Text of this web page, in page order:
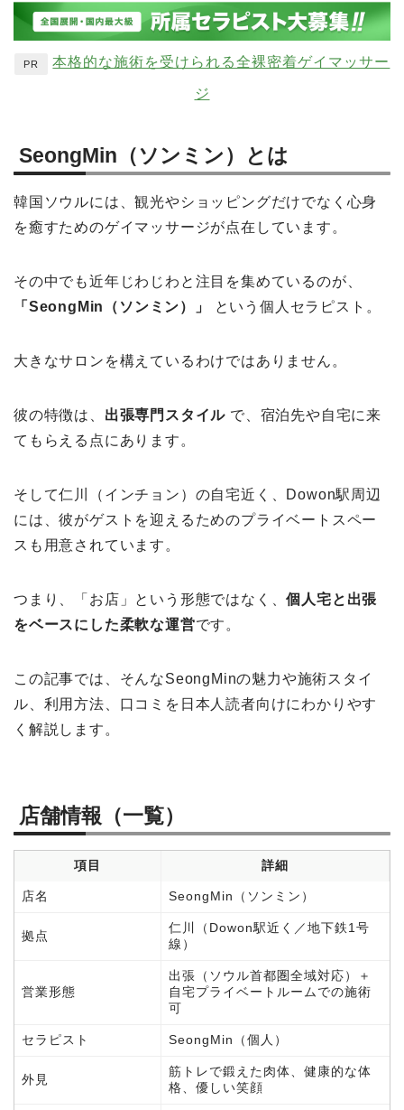
PR 本格的な施術を受けられる全裸密着ゲイマッサー
ジ
SeongMin（ソンミン）とは
韓国ソウルには、観光やショッピングだけでなく心身
を癒すためのゲイマッサージが点在しています。
その中でも近年じわじわと注目を集めているのが、
「SeongMin（ソンミン）」
という個人セラピスト。
大きなサロンを構えているわけではありません。
彼の特徴は、 出張専門スタイル で、宿泊先や自宅に来
てもらえる点にあります。
そして仁川（インチョン）の自宅近く、Dowon駅周辺
には、彼がゲストを迎えるためのプライベートスペー
スも用意されています。
つまり、「お店」という形態ではなく、個人宅と出張
をベースにした柔軟な運営です。
この記事では、そんなSeongMinの魅力や施術スタイ
ル、利用方法、口コミを日本人読者向けにわかりやす
く解説します。
店舗情報（一覧）
項目 詳細
店名 SeongMin（ソンミン）
拠点
仁川（Dowon駅近く／地下鉄1号
線）
営業形態
出張（ソウル首都圏全域対応）＋
自宅プライベートルームでの施術
可
セラピスト SeongMin（個人）
外見
筋トレで鍛えた肉体、健康的な体
格、優しい笑顔